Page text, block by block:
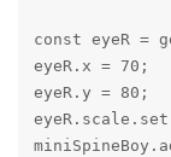
const eyeR =
eyeR.x = 70;
eyeR.y = 80;